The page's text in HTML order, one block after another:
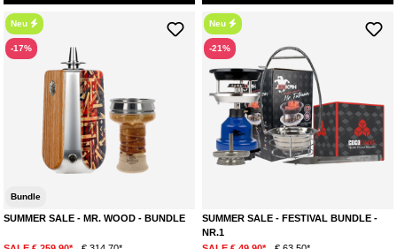
Neu
-17%
Bundle
SUMMER SALE - MR. WOOD - BUNDLE
Neu
-21%
SUMMER SALE - FESTIVAL BUNDLE -
NR.1